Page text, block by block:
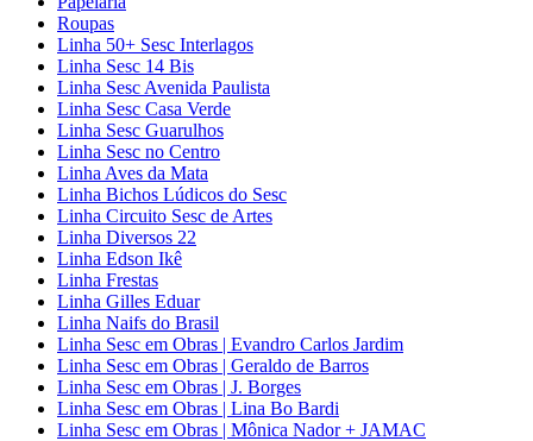
Roupas
Linha 50+ Sesc Interlagos
Linha Sesc 14 Bis
Linha Sesc Avenida Paulista
Linha Sesc Casa Verde
Linha Sesc Guarulhos
Linha Sesc no Centro
Linha Aves da Mata
Linha Bichos Lúdicos do Sesc
Linha Circuito Sesc de Artes
Linha Diversos 22
Linha Edson Ikê
Linha Frestas
Linha Gilles Eduar
Linha Naifs do Brasil
Linha Sesc em Obras | Evandro Carlos Jardim
Linha Sesc em Obras | Geraldo de Barros
Linha Sesc em Obras | J. Borges
Linha Sesc em Obras | Lina Bo Bardi
Linha Sesc em Obras | Mônica Nador + JAMAC